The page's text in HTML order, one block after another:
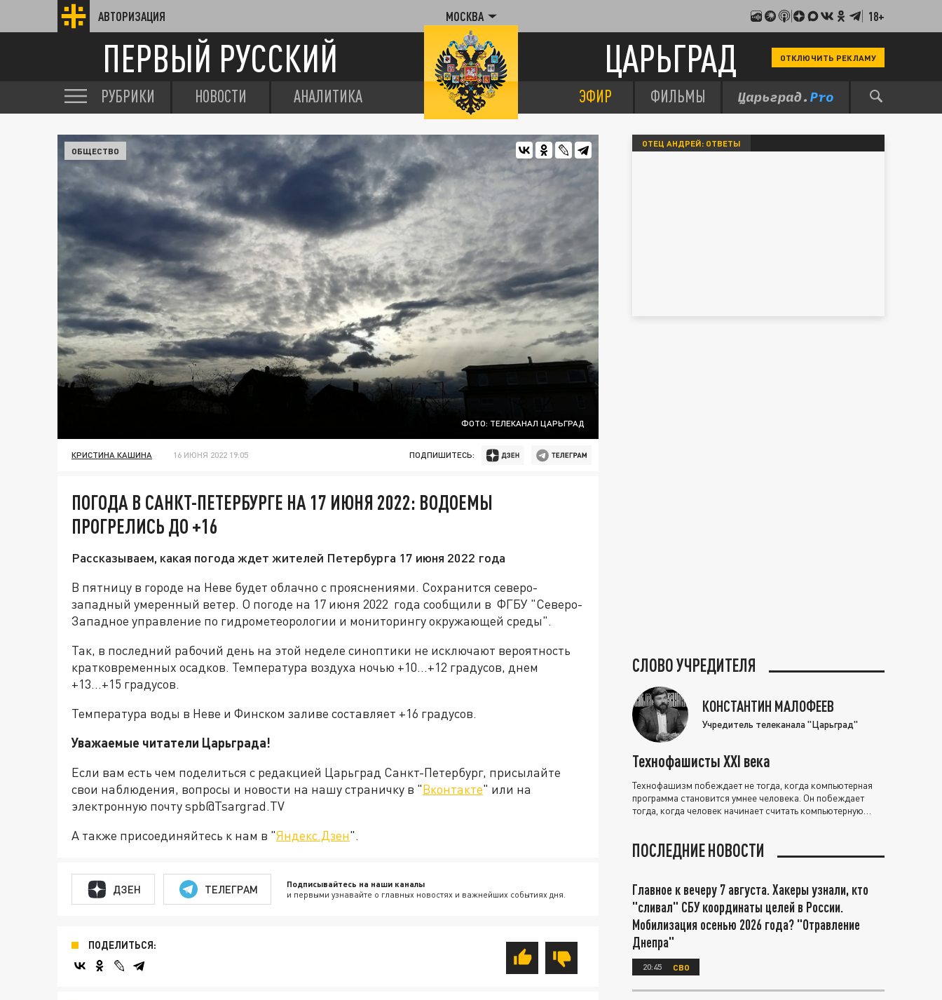
АВТОРИЗАЦИЯ МОСКВА 18+
ПЕРВЫЙ РУССКИЙ ЦАРЬГРАД ОТКЛЮЧИТЬ РЕКЛАМУ
РУБРИКИ НОВОСТИ АНАЛИТИКА ЭФИР ФИЛЬМЫ
ФОТО: ТЕЛЕКАНАЛ ЦАРЬГРАД
ОБЩЕСТВО
КРИСТИНА КАШИНА 16 ИЮНЯ 2022 19:05 ПОДПИШИТЕСЬ:
ПОГОДА В САНКТ-ПЕТЕРБУРГЕ НА 17 ИЮНЯ 2022: ВОДОЕМЫ
ПРОГРЕЛИСЬ ДО +16
Рассказываем, какая погода ждет жителей Петербурга 17 июня 2022 года
В пятницу в городе на Неве будет облачно с прояснениями. Сохранится северо-
западный умеренный ветер. О погоде на 17 июня 2022 года сообщили в ФГБУ "Северо-
Западное управление по гидрометеорологии и мониторингу окружающей среды".
Так, в последний рабочий день на этой неделе синоптики не исключают вероятность
кратковременных осадков. Температура воздуха ночью +10...+12 градусов, днем
+13...+15 градусов.
Температура воды в Неве и Финском заливе составляет +16 градусов.
Уважаемые читатели Царьграда!
Если вам есть чем поделиться с редакцией Царьград Санкт-Петербург, присылайте
свои наблюдения, вопросы и новости на нашу страничку в "Вконтакте" или на
электронную почту spb@Tsargrad.TV
А также присоединяйтесь к нам в "Яндекс.Дзен".
ДЗЕН ТЕЛЕГРАМ Подписывайтесь на наши каналы
и первыми узнавайте о главных новостях и важнейших событиях дня.
ПОДЕЛИТЬСЯ:
ОТЕЦ АНДРЕЙ: ОТВЕТЫ
СЛОВО УЧРЕДИТЕЛЯ
КОНСТАНТИН МАЛОФЕЕВ
Учредитель телеканала "Царьград"
Технофашисты XXI века
Технофашизм побеждает не тогда, когда компьютерная
программа становится умнее человека. Он побеждает
тогда, когда человек начинает считать компьютерную
ПОСЛЕДНИЕ НОВОСТИ
Главное к вечеру 7 августа. Хакеры узнали, кто
"сливал" СБУ координаты целей в России.
Мобилизация осенью 2026 года? "Отравление
Днепра"
20:45 СВО